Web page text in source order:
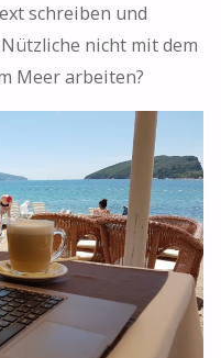
schreiben und
nicht mit dem
Meer arbeiten?